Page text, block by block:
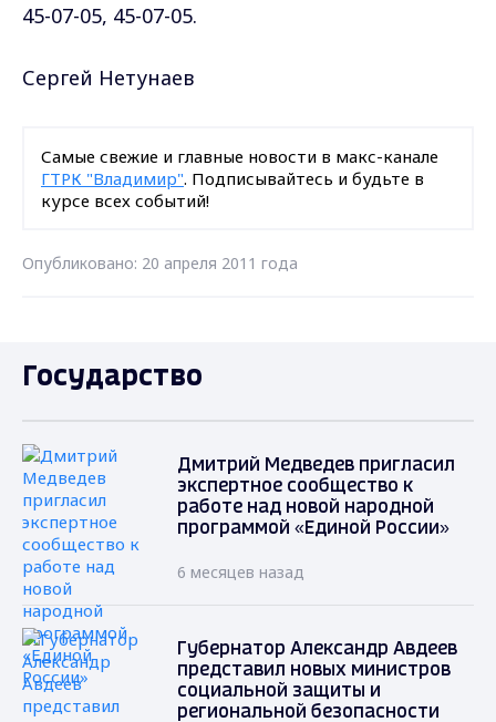
45-07-05, 45-07-05.
Сергей Нетунаев
Самые свежие и главные новости в макс-канале
ГТРК "Владимир". Подписывайтесь и будьте в
курсе всех событий!
Опубликовано: 20 апреля 2011 года
Государство
Дмитрий Медведев пригласил
экспертное сообщество к
работе над новой народной
программой «Единой России»
6 месяцев назад
Губернатор Александр Авдеев
представил новых министров
социальной защиты и
региональной безопасности